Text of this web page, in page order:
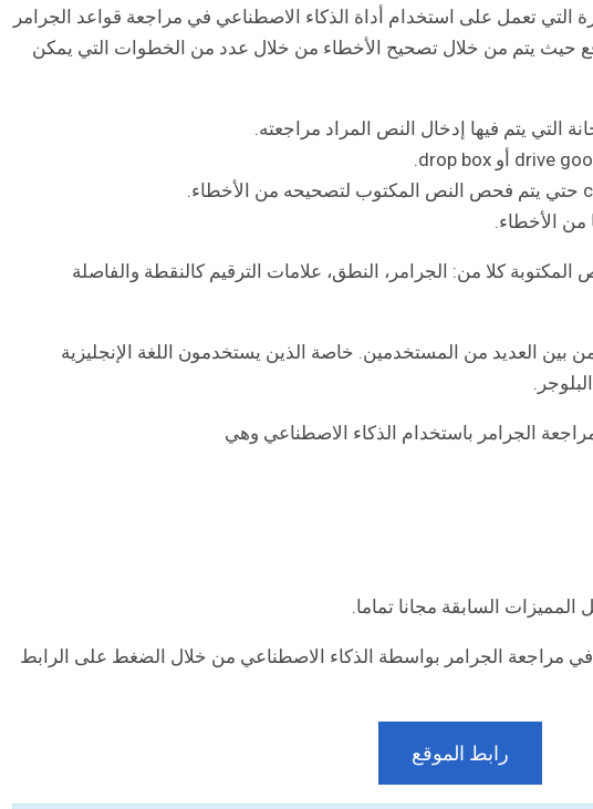
التي تعمل على استخدام أداة الذكاء الاصطناعي في مراجعة قواعد الجرامر
حيث يتم من خلال تصحيح الأخطاء من خلال عدد من الخطوات التي يمكن
التي يتم فيها إدخال النص المراد مراجعته.
من الأخطاء.
كلا من: الجرامر، النطق، علامات الترقيم كالنقطة والفاصلة
بين العديد من المستخدمين. خاصة الذين يستخدمون اللغة الإنجليزية
الجرامر باستخدام الذكاء الاصطناعي وهي
المميزات السابقة مجانا تماما.
مراجعة الجرامر بواسطة الذكاء الاصطناعي من خلال الضغط على الرابط
رابط الموقع